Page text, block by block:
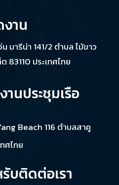
าน
มารีน่า 141/2 ตำบล ไม้ขาว
83110 ประเทศไทย
นประชุมเรือ
Beach 116 ตำบลสาคู
ศไทย
บติดต่อเรา